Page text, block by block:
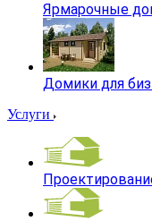
Ярмарочные
Домики для
Услуги